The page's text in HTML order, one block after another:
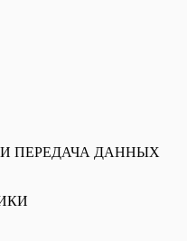
ПЕРЕДАЧА ДАННЫХ